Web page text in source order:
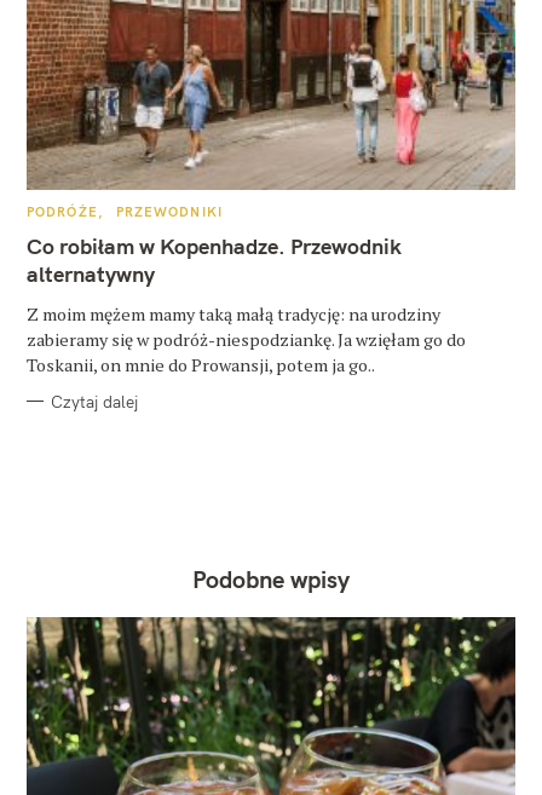
K
T
E
G
O
I
PODRÓŻE PRZEWODNIKI
Co robiłam w Kopenhadze. Przewodnik
alternatywny
Z moim mężem mamy taką małą tradycję: na urodziny
zabieramy się w podróż-niespodziankę. Ja wzięłam go do
Toskanii, on mnie do Prowansji, potem ja go..
Czytaj dalej
Podobne wpisy